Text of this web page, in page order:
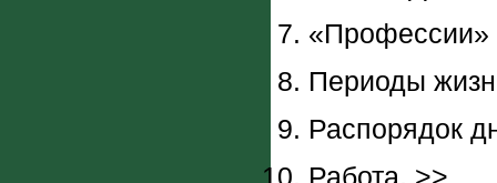
«Профессии»
Периоды
Распорядок
Работа. >>